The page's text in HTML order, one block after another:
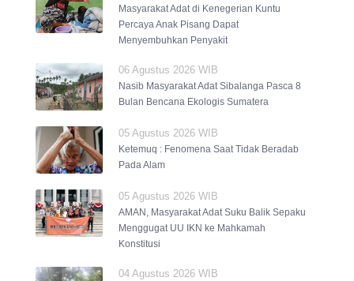
Masyarakat Adat di Kenegerian Kuntu
Percaya Anak Pisang Dapat
Menyembuhkan Penyakit
06 Agustus 2026 WIB
Nasib Masyarakat Adat Sibalanga Pasca 8
Bulan Bencana Ekologis Sumatera
05 Agustus 2026 WIB
Ketemuq : Fenomena Saat Tidak Beradab
Pada Alam
05 Agustus 2026 WIB
AMAN, Masyarakat Adat Suku Balik Sepaku
Menggugat UU IKN ke Mahkamah
Konstitusi
04 Agustus 2026 WIB